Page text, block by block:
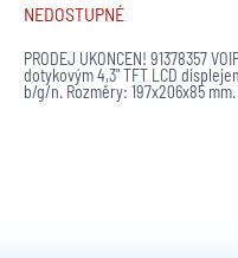
NEDOSTUPNÉ
PRODEJ UKONČEN! 91378357
dotykovým 4,3" TFT LCD
b/g/n. Rozměry: 197x206x85